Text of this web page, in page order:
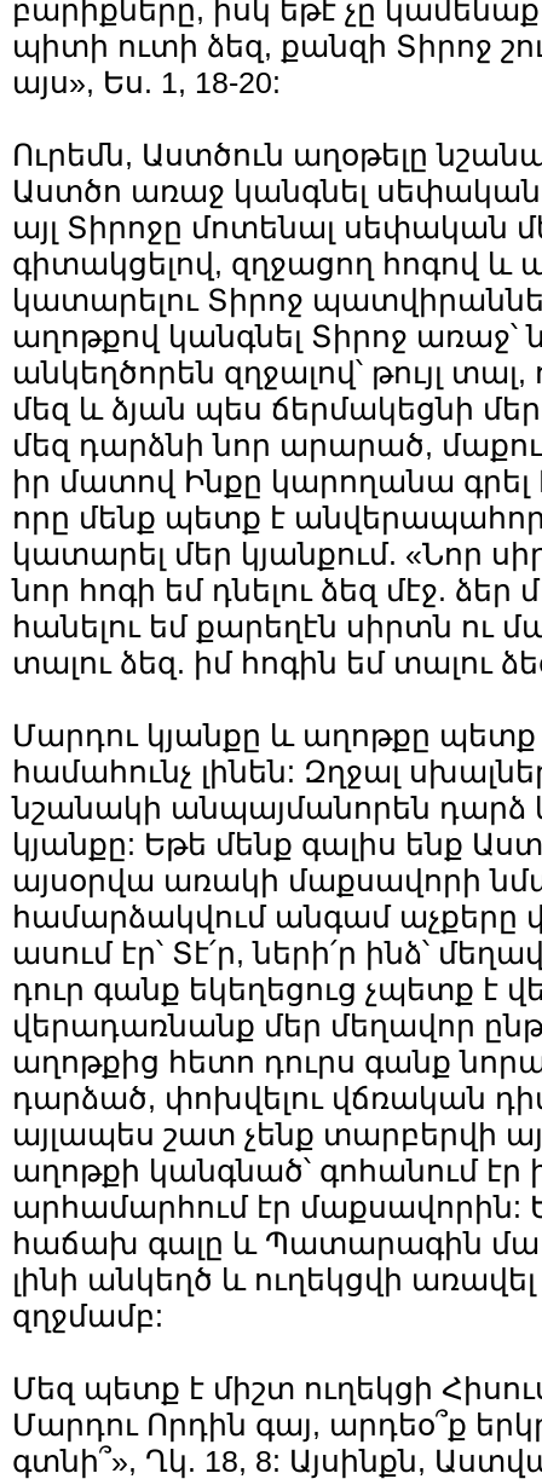
բարիքները, իսկ եթէ չը կամենաք
պիտի ուտի ձեզ, քանզի Տիրոջ
այս», Ես. 1, 18-20:
Ուրեմն, Աստծուն աղօթելը
Աստծո առաջ կանգնել
այլ Տիրոջը մոտենալ սեփական
գիտակցելով, զղջացող հոգով և
կատարելու Տիրոջ
աղոթքով կանգնել Տիրոջ առաջ՝
անկեղծորեն զղջալով՝ թույլ
մեզ և ձյան պես ճերմակեցնի
մեզ դարձնի նոր արարած,
իր մատով Ինքը կարողանա գրել
որը մենք պետք է
կատարել մեր կյանքում. «Նոր
նոր հոգի եմ դնելու ձեզ մէջ. ձեր
հանելու եմ քարեղէն սիրտն ու
տալու ձեզ. իմ հոգին եմ տալու
Մարդու կյանքը և աղոթքը պետք
համահունչ լինեն: Զղջալ
նշանակի անպայմանորեն դարձ
կյանքը: Եթե մենք գալիս ենք
այսօրվա առակի մաքսավորի
համարձակվում անգամ աչքերը
ասում էր՝ Տէ՛ր, ների՛ր ինձ՝
դուր գանք եկեղեցուց չպետք է
վերադառնանք մեր մեղավոր
աղոթքից հետո դուրս գանք
դարձած, փոխվելու վճռական
այլապես շատ չենք տարբերվի
աղոթքի կանգնած՝ գոհանում էր
արհամարհում էր մաքսավորին:
հաճախ գալը և Պատարագին
լինի անկեղծ և ուղեկցվի
զղջմամբ:
Մեզ պետք է միշտ ուղեկցի
Մարդու Որդին գայ, արդեօ՞ք
գտնի՞», Ղկ. 18, 8: Այսինքն,